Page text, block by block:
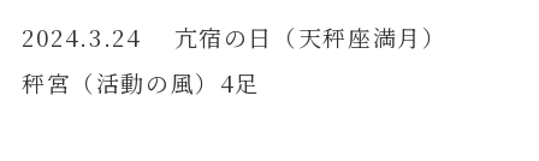
2024.3.24 亢宿の日（天秤座満月）
秤宮（活動の風）4足